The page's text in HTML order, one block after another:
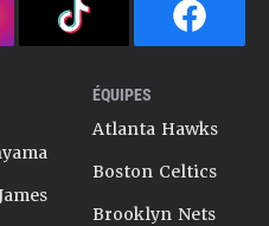
ÉQUIPES
Atlanta Hawks
Boston Celtics
Brooklyn Nets